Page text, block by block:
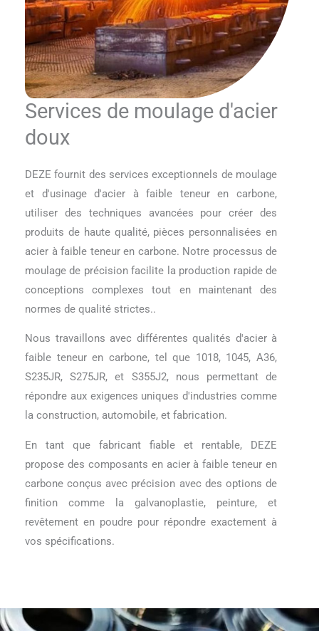
Services de moulage d'acier
doux
DEZE fournit des services exceptionnels de moulage
et d'usinage d'acier à faible teneur en carbone,
utiliser des techniques avancées pour créer des
produits de haute qualité, pièces personnalisées en
acier à faible teneur en carbone. Notre processus de
moulage de précision facilite la production rapide de
conceptions complexes tout en maintenant des
normes de qualité strictes..
Nous travaillons avec différentes qualités d'acier à
faible teneur en carbone, tel que 1018, 1045, A36,
S235JR, S275JR, et S355J2, nous permettant de
répondre aux exigences uniques d'industries comme
la construction, automobile, et fabrication.
En tant que fabricant fiable et rentable, DEZE
propose des composants en acier à faible teneur en
carbone conçus avec précision avec des options de
finition comme la galvanoplastie, peinture, et
revêtement en poudre pour répondre exactement à
vos spécifications.